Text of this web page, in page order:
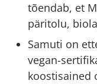
tõendab, et
päritolu,
Samuti on
vegan-
koostisained